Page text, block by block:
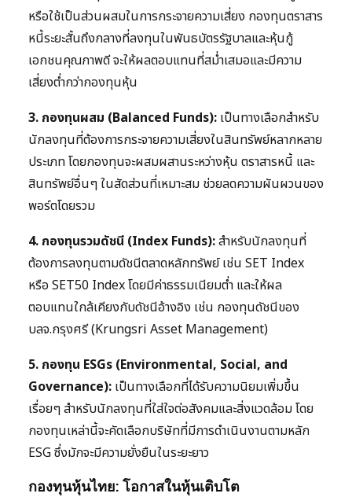
หรือใช้เป็นส่วนผสมในการกระจายความเสี่ยง กองทุนตราสาร
หนี้ระยะสั้นถึงกลางที่ลงทุนในพันธบัตรรัฐบาลและหุ้นกู้
เอกชนคุณภาพดี จะให้ผลตอบแทนที่สม่ำเสมอและมีความ
เสี่ยงต่ำกว่ากองทุนหุ้น
3. กองทุนผสม (Balanced Funds): เป็นทางเลือกสำหรับ
นักลงทุนที่ต้องการกระจายความเสี่ยงในสินทรัพย์หลากหลาย
ประเภท โดยกองทุนจะผสมผสานระหว่างหุ้น ตราสารหนี้ และ
สินทรัพย์อื่นๆ ในสัดส่วนที่เหมาะสม ช่วยลดความผันผวนของ
พอร์ตโดยรวม
4. กองทุนรวมดัชนี (Index Funds):สำหรับนักลงทุนที่
ต้องการลงทุนตามดัชนีตลาดหลักทรัพย์ เช่น SET Index
หรือ SET50 Index โดยมีค่าธรรมเนียมต่ำ และให้ผล
ตอบแทนใกล้เคียงกับดัชนีอ้างอิง เช่น กองทุนดัชนีของ
บลจ.กรุงศรี (Krungsri Asset Management)
5. กองทุน ESGs (Environmental, Social, and
Governance): เป็นทางเลือกที่ได้รับความนิยมเพิ่มขึ้น
เรื่อยๆ สำหรับนักลงทุนที่ใส่ใจต่อสังคมและสิ่งแวดล้อม โดย
กองทุนเหล่านี้จะคัดเลือกบริษัทที่มีการดำเนินงานตามหลัก
ESG ซึ่งมักจะมีความยั่งยืนในระยะยาว
กองทุนหุ้นไทย: โอกาสในหุ้นเติบโต